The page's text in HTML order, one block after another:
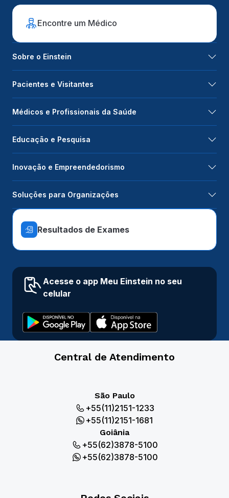
Encontre um Médico
Sobre o Einstein
Pacientes e Visitantes
Médicos e Profissionais da Saúde
Educação e Pesquisa
Inovação e Empreendedorismo
Soluções para Organizações
Resultados de Exames
Acesse o app Meu Einstein no seu
celular
Central de Atendimento
São Paulo
+55(11)2151-1233
+55(11)2151-1681
Goiânia
+55(62)3878-5100
+55(62)3878-5100